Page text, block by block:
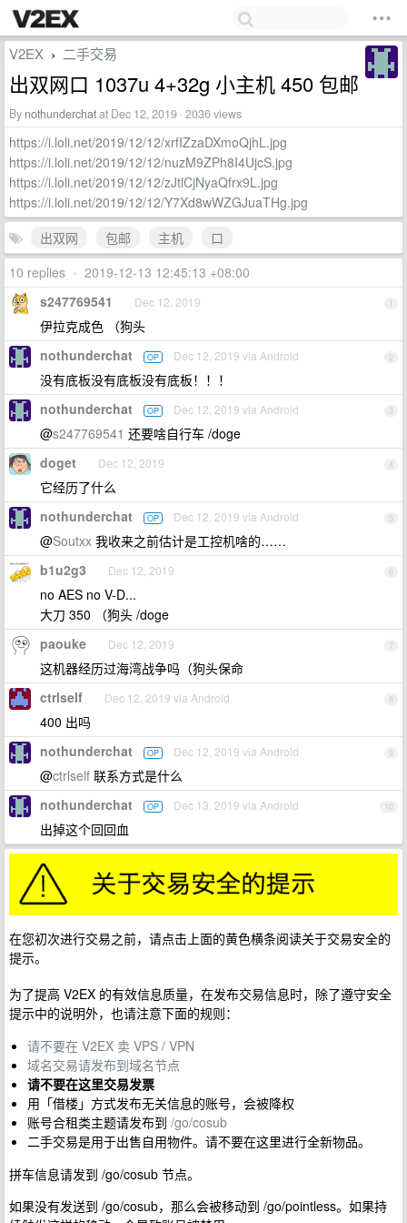
V2EX › 二手交易
出双网口 1037u 4+32g 小主机 450 包邮
By nothunderchatat Dec 12, 2019 · 2036 views
https://i.loli.net/2019/12/12/xrfIZzaDXmoQjhL.jpg
https://i.loli.net/2019/12/12/nuzM9ZPh8I4UjcS.jpg
https://i.loli.net/2019/12/12/zJtlCjNyaQfrx9L.jpg
https://i.loli.net/2019/12/12/Y7Xd8wWZGJuaTHg.jpg
出双网
包邮 主机
口
10 replies • 2019-12-13 12:45:13 +08:00
1
s247769541 Dec 12, 2019
伊拉克成色 （狗头
2
nothunderchat OP Dec 12, 2019 via Android
没有底板没有底板没有底板！！！
3
nothunderchat OP Dec 12, 2019 via Android
@s247769541 还要啥自行车 /doge
4
doget Dec 12, 2019
它经历了什么
5
nothunderchat OP Dec 12, 2019 via Android
@Soutxx 我收来之前估计是工控机啥的……
6
b1u2g3 Dec 12, 2019
no AES no V-D...
大刀 350 （狗头 /doge
7
paouke Dec 12, 2019
这机器经历过海湾战争吗（狗头保命
8
ctrlself Dec 12, 2019 via Android
400 出吗
9
nothunderchat OP Dec 12, 2019 via Android
@ctrlself 联系方式是什么
10
nothunderchat OP Dec 13, 2019 via Android
出掉这个回回血
在您初次进行交易之前，请点击上面的黄色横条阅读关于交易安全的
提示。
为了提高 V2EX 的有效信息质量，在发布交易信息时，除了遵守安全
提示中的说明外，也请注意下面的规则：
请不要在 V2EX 卖 VPS / VPN
域名交易请发布到域名节点
请不要在这里交易发票
用「借楼」方式发布无关信息的账号，会被降权
账号合租类主题请发布到 /go/cosub
二手交易是用于出售自用物件。请不要在这里进行全新物品。
拼车信息请发到 /go/cosub 节点。
如果没有发送到 /go/cosub，那么会被移动到 /go/pointless。如果持